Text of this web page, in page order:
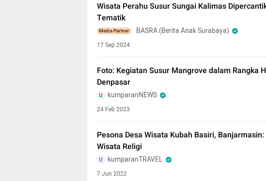
Wisata Perahu Susur Sungai Kalimas
Tematik
Media Partner BASRA (Berita Anak Surabaya)
17 Sep 2024
Foto: Kegiatan Susur Mangrove dalam Rangka
Denpasar
kumparanNEWS
24 Feb 2023
Pesona Desa Wisata Kubah Basiri,
Wisata Religi
kumparanTRAVEL
7 Jun 2022